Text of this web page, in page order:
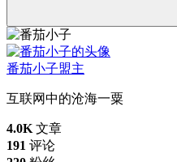
番茄小子盟主
互联网中的沧海一粟
4.0K 文章
191 评论